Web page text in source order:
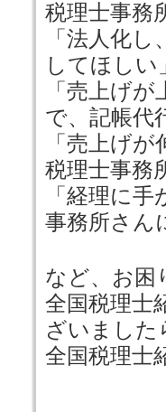
税理士事務
「法人化
してほしい
「売上げ
で、記帳代
「売上げ
税理士事務
「経理に
事務所さん
など、お困
全国税理士
ざいました
全国税理士